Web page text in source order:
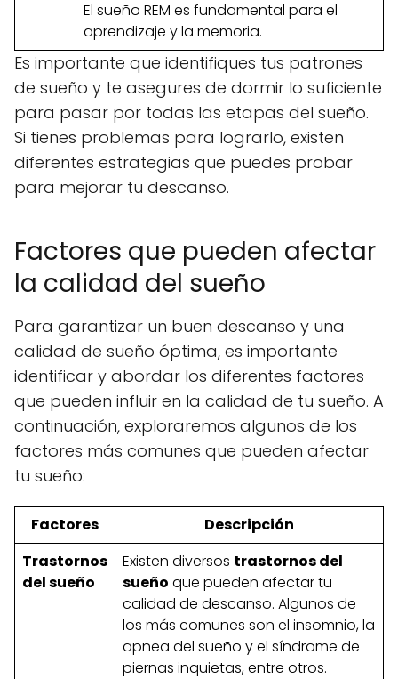
El sueño REM es fundamental para el
aprendizaje y la memoria.
Es importante que identifiques tus patrones
de sueño y te asegures de dormir lo suficiente
para pasar por todas las etapas del sueño.
Si tienes problemas para lograrlo, existen
diferentes estrategias que puedes probar
para mejorar tu descanso.
Factores que pueden afectar
la calidad del sueño
Para garantizar un buen descanso y una
calidad de sueño óptima, es importante
identificar y abordar los diferentes factores
que pueden influir en la calidad de tu sueño. A
continuación, exploraremos algunos de los
factores más comunes que pueden afectar
tu sueño:
Factores
Descripción
Trastornos
del sueño
Existen diversos trastornos del
sueño que pueden afectar tu
calidad de descanso. Algunos de
los más comunes son el insomnio, la
apnea del sueño y el síndrome de
piernas inquietas, entre otros.